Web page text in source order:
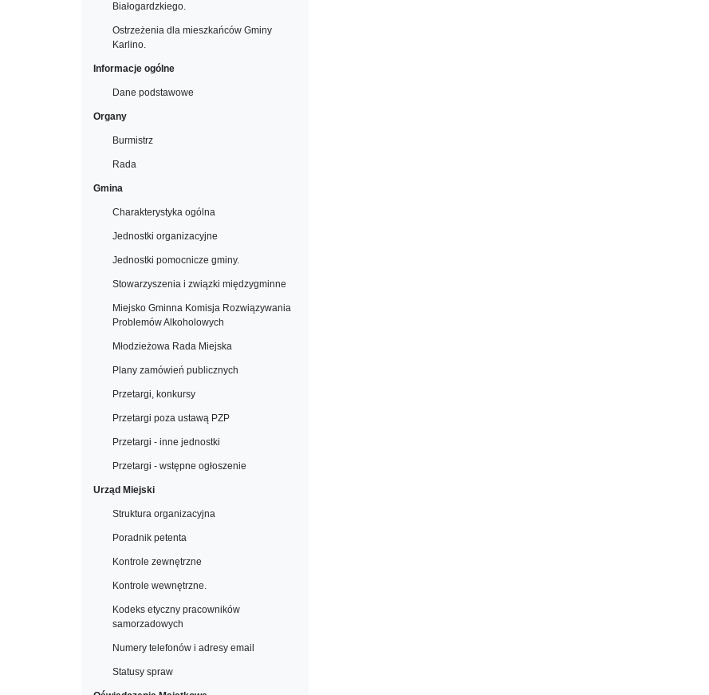
Białogardzkiego.
Ostrzeżenia dla mieszkańców Gminy
Karlino.
Informacje ogólne
Dane podstawowe
Organy
Burmistrz
Rada
Gmina
Charakterystyka ogólna
Jednostki organizacyjne
Jednostki pomocnicze gminy.
Stowarzyszenia i związki międzygminne
Miejsko Gminna Komisja Rozwiązywania
Problemów Alkoholowych
Młodzieżowa Rada Miejska
Plany zamówień publicznych
Przetargi, konkursy
Przetargi poza ustawą PZP
Przetargi - inne jednostki
Przetargi - wstępne ogłoszenie
Urząd Miejski
Struktura organizacyjna
Poradnik petenta
Kontrole zewnętrzne
Kontrole wewnętrzne.
Kodeks etyczny pracowników
samorzadowych
Numery telefonów i adresy email
Statusy spraw